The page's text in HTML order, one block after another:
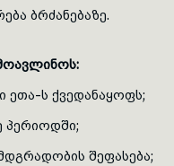
ბრძანებაზე.
ეთა-ს ქვედანაყოფს;
პერიოდში;
შეფასება;